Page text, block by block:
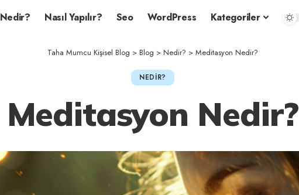
Nedir? Nasıl Yapılır? Seo WordPress Kategoriler
Taha Mumcu Kişisel Blog > Blog > Nedir? > Meditasyon Nedir?
NEDIR?
Meditasyon Nedir?